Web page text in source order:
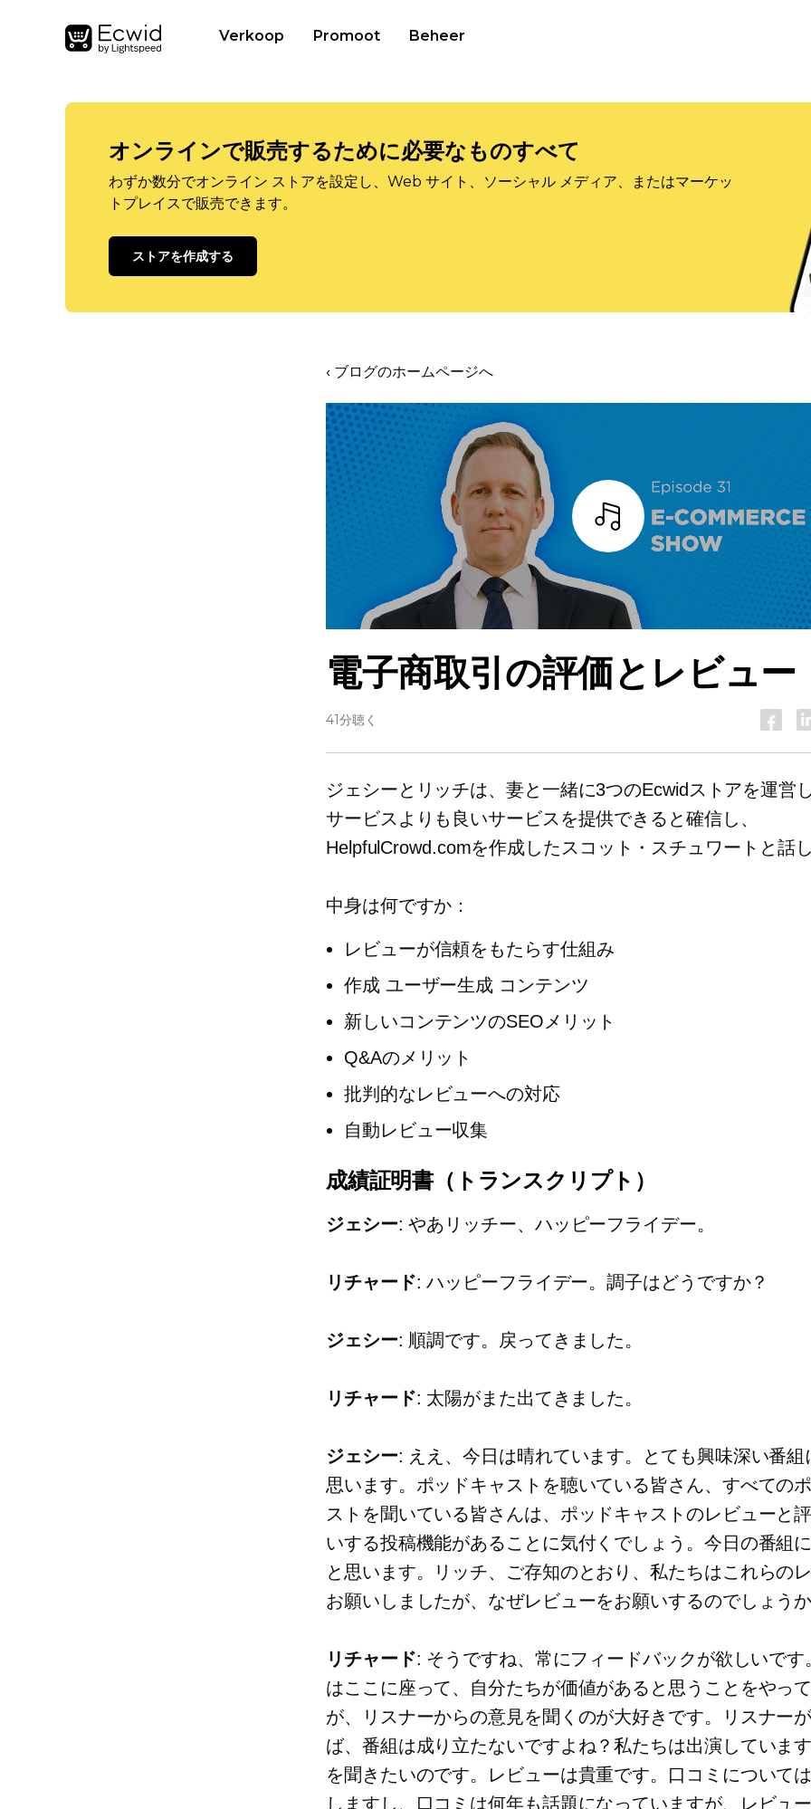
Verkoop Promoot Beheer
オンラインで販売するために必要なものすべて
わずか数分でオンライン ストアを設定し、Web サイト、ソーシャル メディア、またはマーケッ
トプレイスで販売できます。
ストアを作成する
‹ ブログのホームページへ
電子商取引の評価とレビュー
41分聴く
ジェシーとリッチは、妻と一緒に3つのEcwidストアを運営
サービスよりも良いサービスを提供できると確信し、
HelpfulCrowd.comを作成したスコット・スチュワートと話
中身は何ですか：
レビューが信頼をもたらす仕組み
作成 ユーザー生成 コンテンツ
新しいコンテンツのSEOメリット
Q&Aのメリット
批判的なレビューへの対応
自動レビュー収集
成績証明書（トランスクリプト）
ジェシー: やあリッチー、ハッピーフライデー。
リチャード: ハッピーフライデー。調子はどうですか？
ジェシー: 順調です。戻ってきました。
リチャード: 太陽がまた出てきました。
ジェシー: ええ、今日は晴れています。とても興味深い番組
思います。ポッドキャストを聴いている皆さん、すべての
ストを聞いている皆さんは、ポッドキャストのレビューと
いする投稿機能があることに気付くでしょう。今日の番組
と思います。リッチ、ご存知のとおり、私たちはこれらの
お願いしましたが、なぜレビューをお願いするのでしょう
リチャード: そうですね、常にフィードバックが欲しいです
はここに座って、自分たちが価値があると思うことをやっ
が、リスナーからの意見を聞くのが大好きです。リスナー
ば、番組は成り立たないですよね？私たちは出演していま
を聞きたいのです。レビューは貴重です。口コミについて
しますし、口コミは何年も話題になっていますが、レビュ